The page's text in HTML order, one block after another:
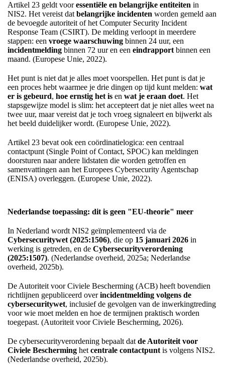
Artikel 23 geldt vooressentiële en belangrijke entiteiten in
NIS2. Het vereist dat belangrijke incidenten worden gemeld aan
de bevoegde autoriteit of het Computer Security Incident
Response Team (CSIRT). De melding verloopt in meerdere
stappen: een vroege waarschuwing binnen 24 uur, een
incidentmelding binnen 72 uur en een eindrapport binnen een
maand. (Europese Unie, 2022).
Het punt is niet dat je alles moet voorspellen. Het punt is dat je
een proces hebt waarmee je drie dingen op tijd kunt melden: wat
er is gebeurd, hoe ernstig het is en wat je eraan doet. Het
stapsgewijze model is slim: het accepteert dat je niet alles weet na
twee uur, maar vereist dat je toch vroeg signaleert en bijwerkt als
het beeld duidelijker wordt. (Europese Unie, 2022).
Artikel 23 bevat ook een coördinatielogica: een centraal
contactpunt (Single Point of Contact, SPOC) kan meldingen
doorsturen naar andere lidstaten die worden getroffen en
samenvattingen aan het Europees Cybersecurity Agentschap
(ENISA) overleggen. (Europese Unie, 2022).
Nederlandse toepassing: dit is geen "EU-theorie" meer
In Nederland wordt NIS2 geïmplementeerd via de
Cybersecuritywet (2025:1506), die op 15 januari 2026 in
werking is getreden, en de Cybersecurityverordening
(2025:1507). (Nederlandse overheid, 2025a; Nederlandse
overheid, 2025b).
De Autoriteit voor Civiele Bescherming (ACB) heeft bovendien
richtlijnen gepubliceerd overincidentmelding volgens de
cybersecuritywet, inclusief de gevolgen van de inwerkingtreding
voor wie moet melden en hoe de termijnen praktisch worden
toegepast. (Autoriteit voor Civiele Bescherming, 2026).
De cybersecurityverordening bepaalt dat de Autoriteit voor
Civiele Bescherming het centrale contactpunt is volgens NIS2.
(Nederlandse overheid, 2025b).